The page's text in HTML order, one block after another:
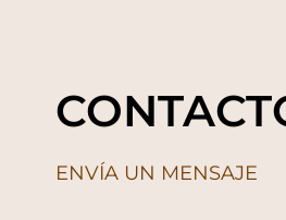
ENVÍA UN MENSAJE